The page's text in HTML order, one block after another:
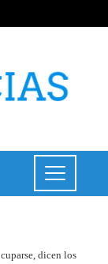
dicen los